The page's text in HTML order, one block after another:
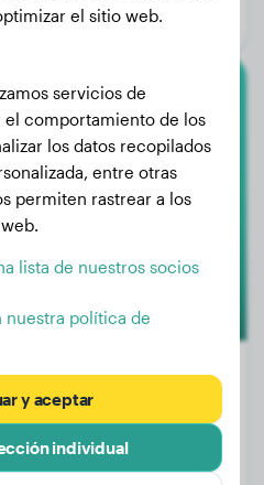
Perro macho
Retriever
No hay datos
15 años, 5 meses
el sitio web.
servicios de
comportamiento de los
los datos recopilados
entre otras
permiten rastrear a los
lista de nuestros socios
nuestra política de
y aceptar
individual